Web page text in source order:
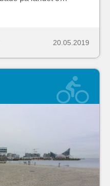
20.05.2019